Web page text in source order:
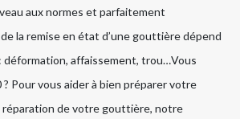
aux normes et parfaitement
la remise en état d’une gouttière dépend
déformation, affaissement, trou…Vous
Pour vous aider à bien préparer votre
de votre gouttière, notre